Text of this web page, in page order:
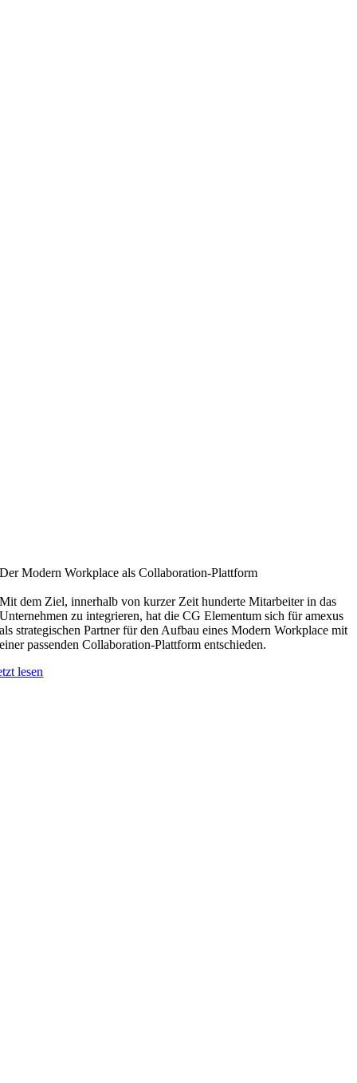
Der Modern Workplace als Collaboration-Plattform
Mit dem Ziel, innerhalb von kurzer Zeit hunderte Mitarbeiter in das
Unternehmen zu integrieren, hat die CG Elementum sich für amexus
als strategischen Partner für den Aufbau eines Modern Workplace mit
einer passenden Collaboration-Plattform entschieden.
lesen